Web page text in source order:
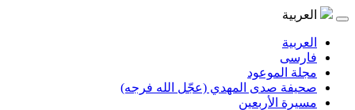
المهدي (عجّل الله فرجه)